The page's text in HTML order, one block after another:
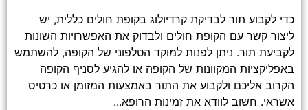
כדי לקבוע תור לבדיקת קרדיולוג בקופת חולים כללית, יש
ליצור קשר עם הקופת חולים ולבדוק את האפשרויות השונות
לקביעת תור. ניתן לפנות למוקד הטלפוני של הקופה, להשתמש
באפליקציות המקוונות של הקופה או להגיע לסניף הקופה
הקרוב אליכם ולקבוע את התור באמצעות המזומן או כרטיס
אשראי. חשוב לוודא את זמינות הרופא...